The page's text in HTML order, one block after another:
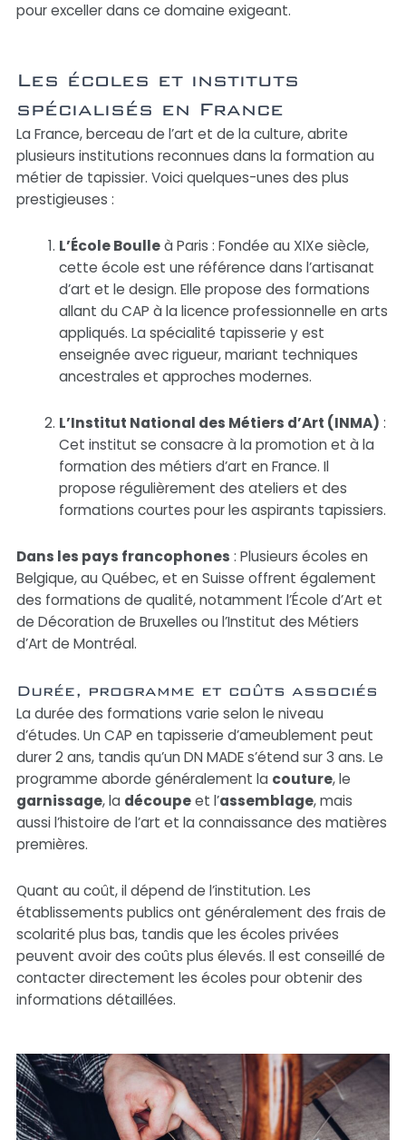
pour exceller dans ce domaine exigeant.
Les écoles et instituts
spécialisés en France
La France, berceau de l’art et de la culture, abrite
plusieurs institutions reconnues dans la formation au
métier de tapissier. Voici quelques-unes des plus
prestigieuses :
L’École Boulleà Paris : Fondée au XIXe siècle,
cette école est une référence dans l’artisanat
d’art et le design. Elle propose des formations
allant du CAP à la licence professionnelle en arts
appliqués. La spécialité tapisserie y est
enseignée avec rigueur, mariant techniques
ancestrales et approches modernes.
L’Institut National des Métiers d’Art (INMA) :
Cet institut se consacre à la promotion et à la
formation des métiers d’art en France. Il
propose régulièrement des ateliers et des
formations courtes pour les aspirants tapissiers.
Dans les pays francophones : Plusieurs écoles en
Belgique, au Québec, et en Suisse offrent également
des formations de qualité, notamment l’École d’Art et
de Décoration de Bruxelles ou l’Institut des Métiers
d’Art de Montréal.
Durée, programme et coûts associés
La durée des formations varie selon le niveau
d’études. Un CAP en tapisserie d’ameublement peut
durer 2 ans, tandis qu’un DN MADE s’étend sur 3 ans. Le
programme aborde généralement la couture, le
garnissage, la découpeet l’assemblage, mais
aussi l’histoire de l’art et la connaissance des matières
premières.
Quant au coût, il dépend de l’institution. Les
établissements publics ont généralement des frais de
scolarité plus bas, tandis que les écoles privées
peuvent avoir des coûts plus élevés. Il est conseillé de
contacter directement les écoles pour obtenir des
informations détaillées.